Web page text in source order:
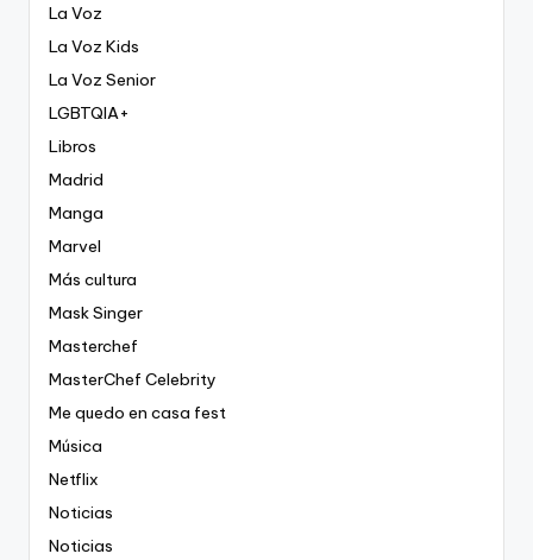
La Voz
La Voz Kids
La Voz Senior
LGBTQIA+
Libros
Madrid
Manga
Marvel
Más cultura
Mask Singer
Masterchef
MasterChef Celebrity
Me quedo en casa fest
Música
Netflix
Noticias
Noticias